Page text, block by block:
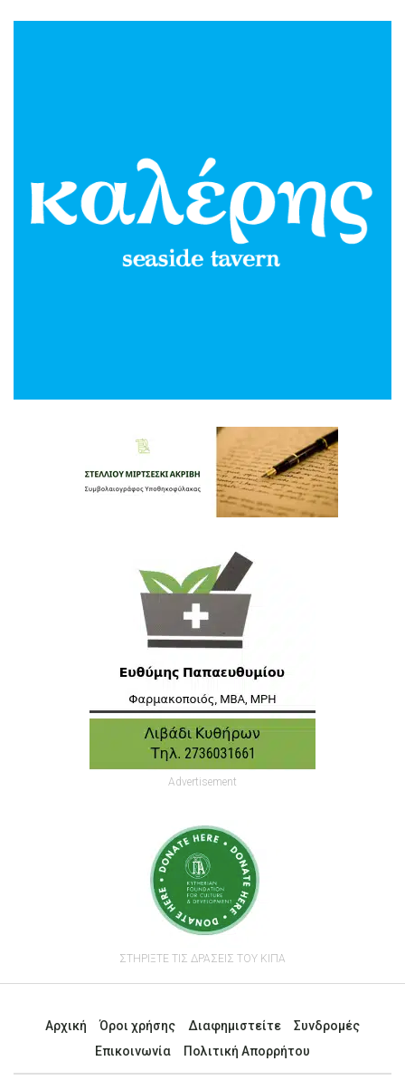
Advertisement
ΣΤΗΡΙΞΤΕ ΤΙΣ ΔΡΑΣΕΙΣ ΤΟΥ ΚΙΠΑ
Αρχική Όροι χρήσης Διαφημιστείτε
Συνδρομές
Επικοινωνία
Πολιτική Απορρήτου